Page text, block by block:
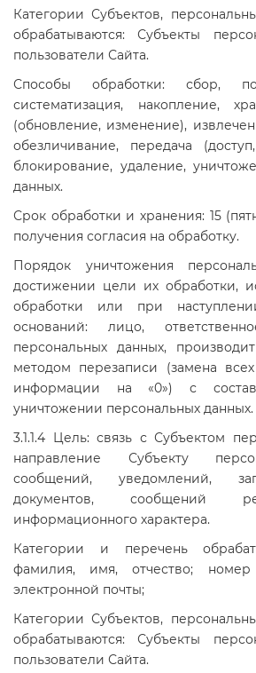
Категории Субъектов,
обрабатываются: Субъекты
пользователи Сайта.
Способы обработки: сбор,
систематизация, накопление,
(обновление, изменение),
обезличивание, передача
блокирование, удаление,
данных.
Срок обработки и хранения: 15
получения согласия на обработку.
Порядок уничтожения
достижении цели их обработки,
обработки или при
оснований: лицо,
персональных данных,
методом перезаписи (замена
информации на «0») с
уничтожении персональных данных.
3.1.1.4 Цель: связь с Субъектом
направление Субъекту
сообщений, уведомлений,
документов, сообщений
информационного характера.
Категории и перечень
фамилия, имя, отчество;
электронной почты;
Категории Субъектов,
обрабатываются: Субъекты
пользователи Сайта.